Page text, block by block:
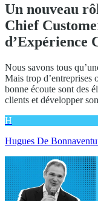
Un nouveau
Chief
d’Expérience
Nous savons tous
Mais trop d’entreprises
bonne écoute sont des
clients et développer
H
Hugues De